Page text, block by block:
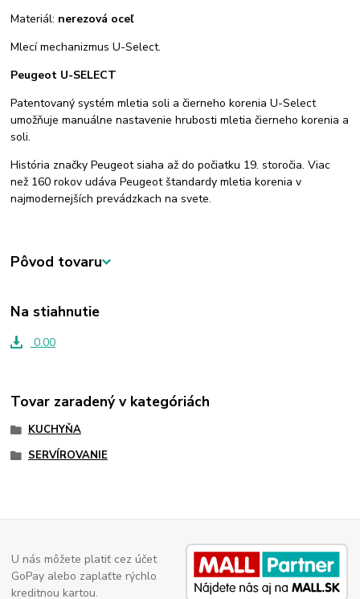
Materiál: nerezová oceľ
Mlecí mechanizmus U-Select.
Peugeot U-SELECT
Patentovaný systém mletia soli a čierneho korenia U-Select
umožňuje manuálne nastavenie hrubosti mletia čierneho korenia a
soli.
História značky Peugeot siaha až do počiatku 19. storočia. Viac
než 160 rokov udáva Peugeot štandardy mletia korenia v
najmodernejších prevádzkach na svete.
Pôvod tovaru
Na stiahnutie
0.00
Tovar zaradený v kategóriách
KUCHYŇA
SERVÍROVANIE
U nás môžete platiť cez účet
GoPay alebo zaplaťte rýchlo
kreditnou kartou.